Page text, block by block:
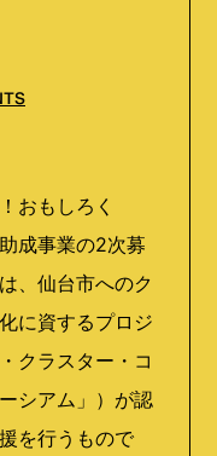
おもしろく
成事業の2次募
、仙台市へのク
に資するプロジ
クラスター・コ
シアム」）が認
を行うもので